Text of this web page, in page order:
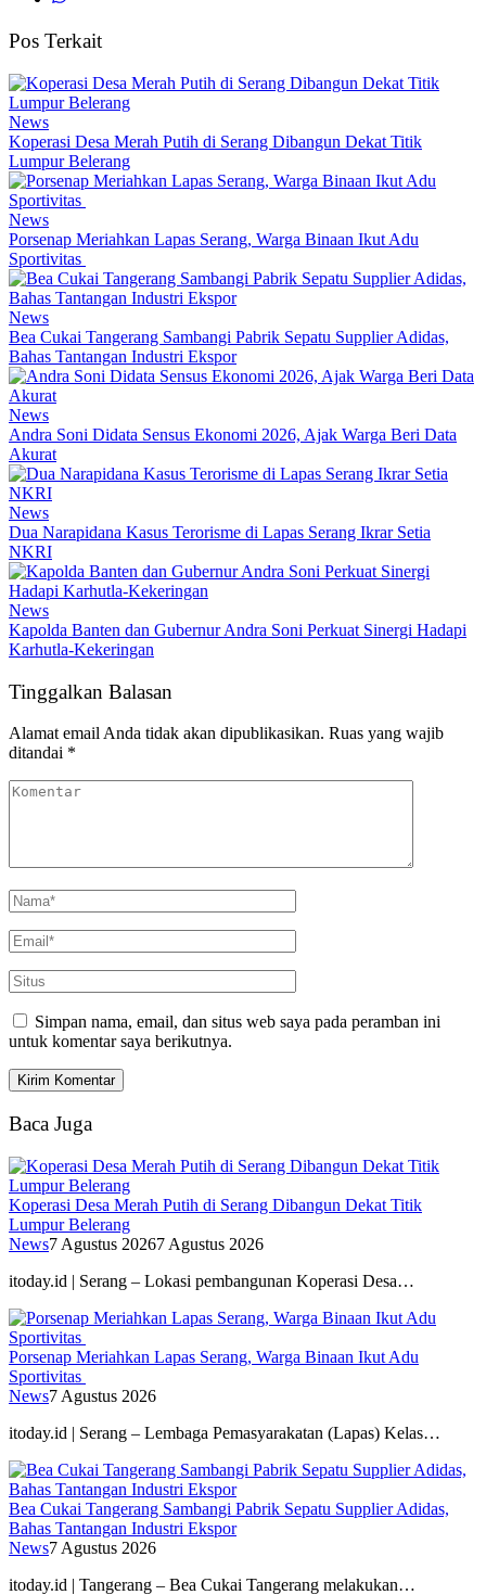
Pos Terkait
News
Koperasi Desa Merah Putih di Serang Dibangun Dekat Titik
Lumpur Belerang
News
Porsenap Meriahkan Lapas Serang, Warga Binaan Ikut Adu
Sportivitas
News
Bea Cukai Tangerang Sambangi Pabrik Sepatu Supplier Adidas,
Bahas Tantangan Industri Ekspor
News
Andra Soni Didata Sensus Ekonomi 2026, Ajak Warga Beri Data
Akurat
News
Dua Narapidana Kasus Terorisme di Lapas Serang Ikrar Setia
NKRI
News
Kapolda Banten dan Gubernur Andra Soni Perkuat Sinergi Hadapi
Karhutla-Kekeringan
Tinggalkan Balasan
Alamat email Anda tidak akan dipublikasikan. Ruas yang wajib
ditandai *
Simpan nama, email, dan situs web saya pada peramban ini
untuk komentar saya berikutnya.
Baca Juga
Koperasi Desa Merah Putih di Serang Dibangun Dekat Titik
Lumpur Belerang
News7 Agustus 20267 Agustus 2026
itoday.id | Serang – Lokasi pembangunan Koperasi Desa…
Porsenap Meriahkan Lapas Serang, Warga Binaan Ikut Adu
Sportivitas
News7 Agustus 2026
itoday.id | Serang – Lembaga Pemasyarakatan (Lapas) Kelas…
Bea Cukai Tangerang Sambangi Pabrik Sepatu Supplier Adidas,
Bahas Tantangan Industri Ekspor
News7 Agustus 2026
itoday.id | Tangerang – Bea Cukai Tangerang melakukan…